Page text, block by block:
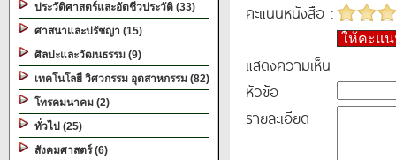
ประวัติศาสตร์และอัตชีวประวัติ (33)
ศาสนาและปรัชญา (15)
ศิลปะและวัฒนธรรม (9)
เทคโนโลยี วิศวกรรม อุตสาหกรรม (82)
โทรคมนาคม (2)
ทั่วไป (25)
สังคมศาสตร์ (6)
คะแนนหนังสือ :
ให้คะแ
แสดงความเห็น
หัวข้อ
รายละเอียด